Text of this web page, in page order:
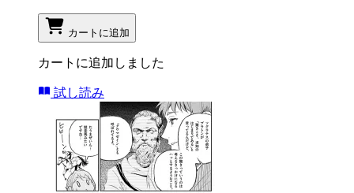
カートに追加
カートに追加しました
試し読み